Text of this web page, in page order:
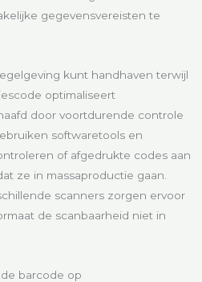
gegevensvereisten te
kunt handhaven terwijl
optimaliseert
door voortdurende controle
softwaretools en
of afgedrukte codes aan
ze in massaproductie gaan.
scanners zorgen ervoor
de scanbaarheid niet in
barcode op